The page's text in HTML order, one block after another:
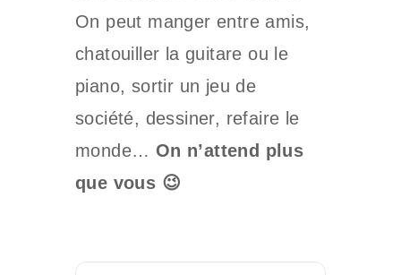
On peut manger entre amis,
chatouiller la guitare ou le
piano, sortir un jeu de
société, dessiner, refaire le
monde… On n’attend plus
que vous 😉